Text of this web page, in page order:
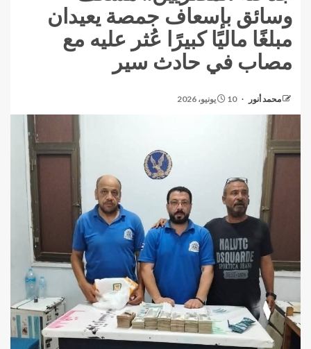
وسائق بإسعاف جمصة يعيدان
مبلغًا ماليًا كبيرًا عُثر عليه مع
مصاب في حادث سير
محمد أنور 10 يونيو، 2026